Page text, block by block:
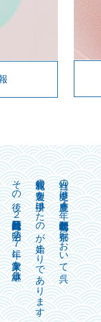
当社の歴史は慶應４年、初代野崎茂七が京都において呉
服値札の製造を手掛けたのが始まりであります。
その後、２代目野崎捨三郎が明治２７年に家業を継承し、